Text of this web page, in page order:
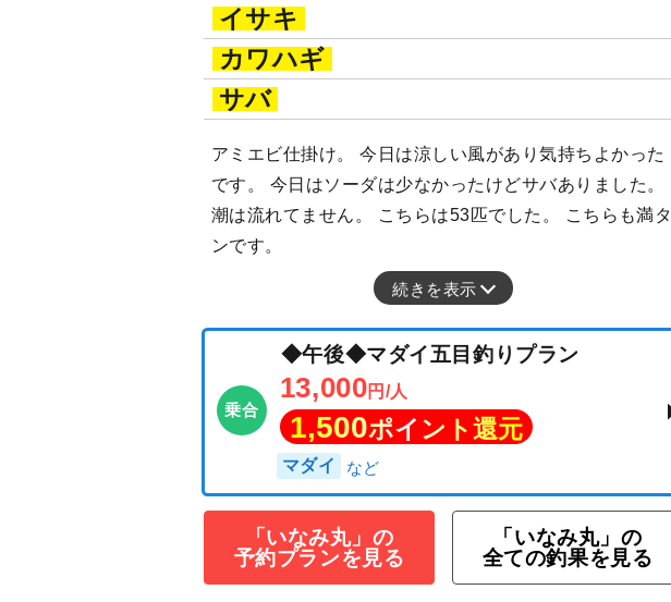
イサキ
カワハギ
サバ
アミエビ仕掛け。 今日は涼しい風があり気持ちよかった
です。 今日はソーダは少なかったけどサバありました。
潮は流れてません。 こちらは53匹でした。 こちらも満タ
ンです。
続きを表示
◆午後◆マダイ五目釣りプラン
13,000円/人
1,500 ポイント還元
「いなみ丸」の
予約プランを見る
「いなみ丸」の
全ての釣果を見る